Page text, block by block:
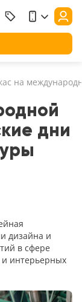
на
дни
дизайна и
в сфере
и интерьерных